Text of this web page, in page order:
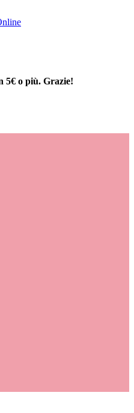
5€ o più. Grazie!